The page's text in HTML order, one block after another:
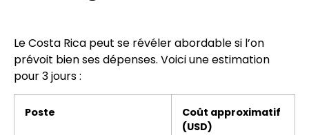
Le Costa Rica peut se révéler abordable si l’on
prévoit bien ses dépenses. Voici une estimation
pour 3 jours :
Poste
Coût approximatif
(USD)